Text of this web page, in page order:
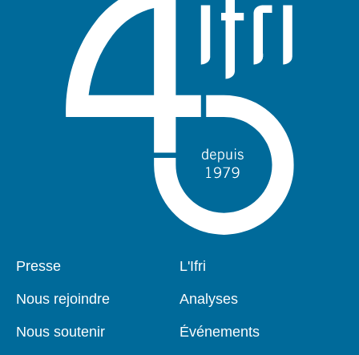
Pied
Presse
Nous rejoindre
Nous soutenir
Navigation
L'Ifri
Analyses
Événements